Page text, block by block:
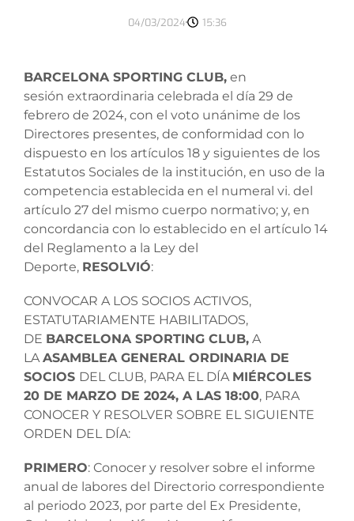
04/03/2024 15:36
BARCELONA SPORTING CLUB, en
sesión extraordinaria celebrada el día 29 de
febrero de 2024, con el voto unánime de los
Directores presentes, de conformidad con lo
dispuesto en los artículos 18 y siguientes de los
Estatutos Sociales de la institución, en uso de la
competencia establecida en el numeral vi. del
artículo 27 del mismo cuerpo normativo; y, en
concordancia con lo establecido en el artículo 14
del Reglamento a la Ley del
Deporte, RESOLVIÓ:
CONVOCAR A LOS SOCIOS ACTIVOS,
ESTATUTARIAMENTE HABILITADOS,
DE BARCELONA SPORTING CLUB, A
LA ASAMBLEA GENERAL ORDINARIA DE
SOCIOS DEL CLUB, PARA EL DÍA MIÉRCOLES
20 DE MARZO DE 2024, A LAS 18:00, PARA
CONOCER Y RESOLVER SOBRE EL SIGUIENTE
ORDEN DEL DÍA:
PRIMERO: Conocer y resolver sobre el informe
anual de labores del Directorio correspondiente
al periodo 2023, por parte del Ex Presidente,